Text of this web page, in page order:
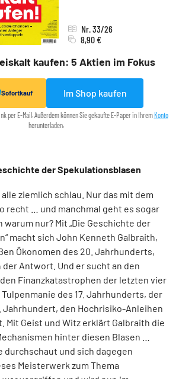
kaufen: 5 Aktien im Fokus
Nr. 33/26
8,90 €
Sofortkauf Im Shop kaufen
per E-Mail. Außerdem können Sie gekaufte E-Paper in Ihrem Konto
herunterladen.
der Spekulationsblasen
ziemlich schlau. Nur das mit dem
recht … und manchmal geht es sogar
nur? Mit „Die Geschichte der
macht sich John Kenneth Galbraith,
Ökonomen des 20. Jahrhunderts,
der Antwort. Und er sucht an den
Finanz­katas­trophen der letzten vier
des 17. Jahrhunderts, der
Jahrhundert, den Hochrisiko-Anleihen
Mit Geist und Witz erklärt Gal­braith die
hinter diesen Blasen …
durchschaut und sich dagegen
Meisterwerk zum Thema